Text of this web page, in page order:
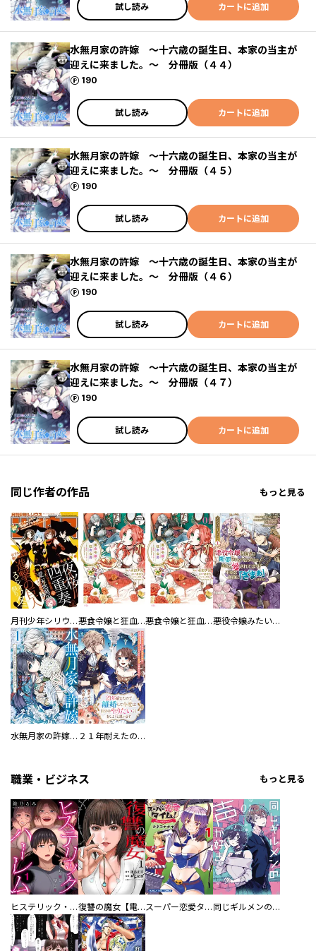
試し読み カートに追加
水無月家の許嫁 ～十六歳の誕生日、本家の当主が
迎えに来ました。～ 分冊版（４４）
190
ポイント
試し読み カートに追加
水無月家の許嫁 ～十六歳の誕生日、本家の当主が
迎えに来ました。～ 分冊版（４５）
190
ポイント
試し読み カートに追加
水無月家の許嫁 ～十六歳の誕生日、本家の当主が
迎えに来ました。～ 分冊版（４６）
190
ポイント
試し読み カートに追加
水無月家の許嫁 ～十六歳の誕生日、本家の当主が
迎えに来ました。～ 分冊版（４７）
190
ポイント
試し読み カートに追加
同じ作者の作品 もっと見る
月刊少年シリウス 悪食令嬢と狂血公爵 ～その魔物、私が美味しくいただきます！～ 分冊版 悪食令嬢と狂血公爵 ～その魔物、私が美味しくいただきます！～ 悪役令嬢みたいに断罪されそうだったけど、全力で愛されてます！ 不幸な運命に「ざまぁ」しますわ！ アンソロジーコミック
水無月家の許嫁 ～十六歳の誕生日、本家の当主が迎えに来ました。～ ２１年耐えたので離婚して今度は自分のやりたいことをしようと思います 妖精が見えるだけの男爵令嬢は、妖精の声が聞こえるだけの公爵様に溺愛される
職業・ビジネス もっと見る
ヒステリック・ハーレム～搾られる男と堕ちる女～【電子単行本版】 復讐の魔女【電子単行本版】 スーパー恋愛タイム！～現場でドＳな彼女は自宅でデレる～ 同じギルメンの声が好き